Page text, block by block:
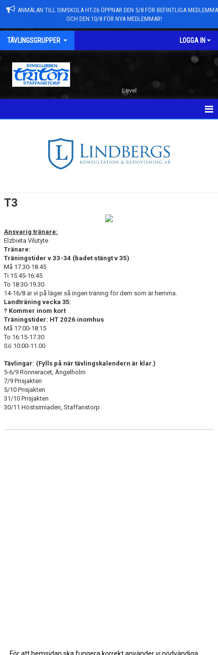
ANMÄLAN TILL SIMSKOLA HT-26 ÖPPNAR DEN 5/8 FÖR BEFINTLIGA
OCH DEN 10/8 FÖR NYA MEDLEMMAR!
TÄVLINGSGRUPPER LOGGA IN
Level
T4
T3
T2
T1
T3
Ansvarig tränare:
Elzbieta Vilutyte
Tränare:
Träningstider v 33-34 (badet stängt v 35)
Må 17.30-18.45
Ti 15:45-16:45
To 18:30-19.30
14-16/8 är vi på läger så ingen träning för dem som är hemma.
Landträning vecka 35:
? Kommer inom kort
Träningstider: HT 2026 inomhus
Må 17:00-18:15
To 16:15-17.30
Sö 10:00-11.00
Tävlingar: (Fylls på när tävlingskalendern är klar.)
5-6/9 Rönneracet, Ängelholm
7/9 Prisjakten
5/10 Prisjakten
31/10 Prisjakten
30/11 Höstsimiaden, Staffanstorp